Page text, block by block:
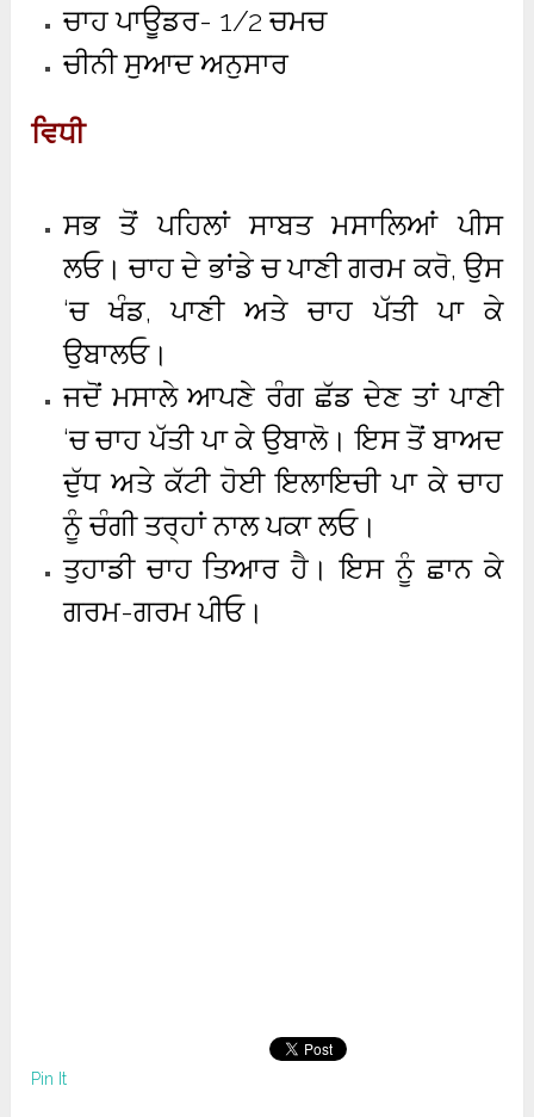
ਚਾਹ ਪਾਊਡਰ- 1/2 ਚਮਚ
ਚੀਨੀ ਸੁਆਦ ਅਨੁਸਾਰ
ਵਿਧੀ
ਸਭ ਤੋਂ ਪਹਿਲਾਂ ਸਾਬਤ ਮਸਾਲਿਆਂ ਪੀਸ
ਲਓ। ਚਾਹ ਦੇ ਭਾਂਡੇ ਚ ਪਾਣੀ ਗਰਮ ਕਰੋ, ਉਸ
‘ਚ ਖੰਡ, ਪਾਣੀ ਅਤੇ ਚਾਹ ਪੱਤੀ ਪਾ ਕੇ
ਉਬਾਲਓ।
ਜਦੋਂ ਮਸਾਲੇ ਆਪਣੇ ਰੰਗ ਛੱਡ ਦੇਣ ਤਾਂ ਪਾਣੀ
‘ਚ ਚਾਹ ਪੱਤੀ ਪਾ ਕੇ ਉਬਾਲੋ। ਇਸ ਤੋਂ ਬਾਅਦ
ਦੁੱਧ ਅਤੇ ਕੱਟੀ ਹੋਈ ਇਲਾਇਚੀ ਪਾ ਕੇ ਚਾਹ
ਨੂੰ ਚੰਗੀ ਤਰ੍ਹਾਂ ਨਾਲ ਪਕਾ ਲਓ।
ਤੁਹਾਡੀ ਚਾਹ ਤਿਆਰ ਹੈ। ਇਸ ਨੂੰ ਛਾਨ ਕੇ
ਗਰਮ-ਗਰਮ ਪੀਓ।
Pin It